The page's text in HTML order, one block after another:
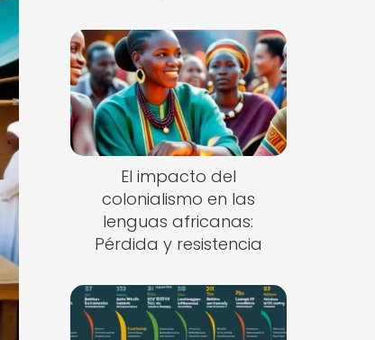
El impacto del
colonialismo en las
lenguas africanas:
Pérdida y resistencia